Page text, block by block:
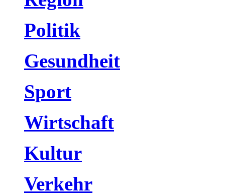
Politik
Gesundheit
Sport
Wirtschaft
Kultur
Verkehr